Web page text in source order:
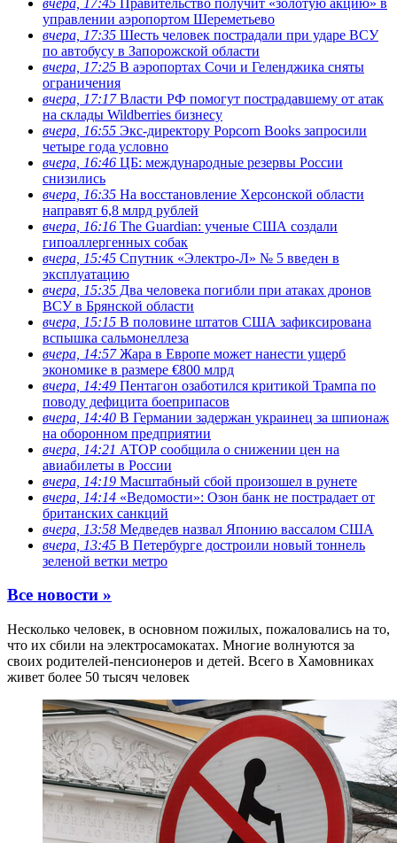
управлении аэропортом Шереметьево
вчера, 17:35 Шесть человек пострадали при ударе ВСУ
по автобусу в Запорожской области
вчера, 17:25 В аэропортах Сочи и Геленджика сняты
ограничения
вчера, 17:17Власти РФ помогут пострадавшему от атак
на склады Wildberries бизнесу
вчера, 16:55 Экс-директору Popcorn Books запросили
четыре года условно
вчера, 16:46 ЦБ: международные резервы России
снизились
вчера, 16:35 На восстановление Херсонской области
направят 6,8 млрд рублей
вчера, 16:16 The Guardian: ученые США создали
гипоаллергенных собак
вчера, 15:45 Спутник «Электро-Л» № 5 введен в
эксплуатацию
вчера, 15:35 Два человека погибли при атаках дронов
ВСУ в Брянской области
вчера, 15:15 В половине штатов США зафиксирована
вспышка сальмонеллеза
вчера, 14:57Жара в Европе может нанести ущерб
экономике в размере €800 млрд
вчера, 14:49 Пентагон озаботился критикой Трампа по
поводу дефицита боеприпасов
вчера, 14:40 В Германии задержан украинец за шпионаж
на оборонном предприятии
вчера, 14:21 АТОР сообщила о снижении цен на
авиабилеты в России
вчера, 14:19 Масштабный сбой произошел в рунете
вчера, 14:14 «Ведомости»: Озон банк не пострадает от
британских санкций
вчера, 13:58 Медведев назвал Японию вассалом США
вчера, 13:45 В Петербурге достроили новый тоннель
зеленой ветки метро
Все новости »
Несколько человек, в основном пожилых, пожаловались на то,
что их сбили на электросамокатах. Многие волнуются за
своих родителей-пенсионеров и детей. Всего в Хамовниках
живет более 50 тысяч человек